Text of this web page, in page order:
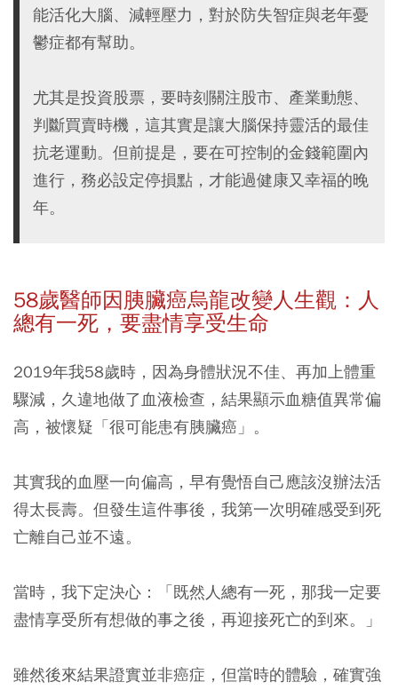
能活化大腦、減輕壓力，對於防失智症與老年憂
鬱症都有幫助。
尤其是投資股票，要時刻關注股市、產業動態、
判斷買賣時機，這其實是讓大腦保持靈活的最佳
抗老運動。但前提是，要在可控制的金錢範圍內
進行，務必設定停損點，才能過健康又幸福的晚
年。
58歲醫師因胰臟癌烏龍改變人生觀：人
總有一死，要盡情享受生命
2019年我58歲時，因為身體狀況不佳、再加上體重
驟減，久違地做了血液檢查，結果顯示血糖值異常偏
高，被懷疑「很可能患有胰臟癌」。
其實我的血壓一向偏高，早有覺悟自己應該沒辦法活
得太長壽。但發生這件事後，我第一次明確感受到死
亡離自己並不遠。
當時，我下定決心：「既然人總有一死，那我一定要
盡情享受所有想做的事之後，再迎接死亡的到來。」
雖然後來結果證實並非癌症，但當時的體驗，確實強